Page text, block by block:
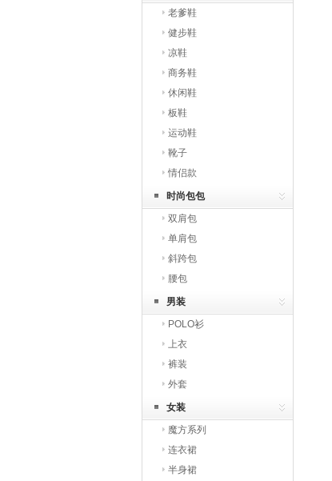
老爹鞋
健步鞋
凉鞋
商务鞋
休闲鞋
板鞋
运动鞋
靴子
情侣款
时尚包包
双肩包
单肩包
斜跨包
腰包
男装
POLO衫
上衣
裤装
外套
女装
魔方系列
连衣裙
半身裙